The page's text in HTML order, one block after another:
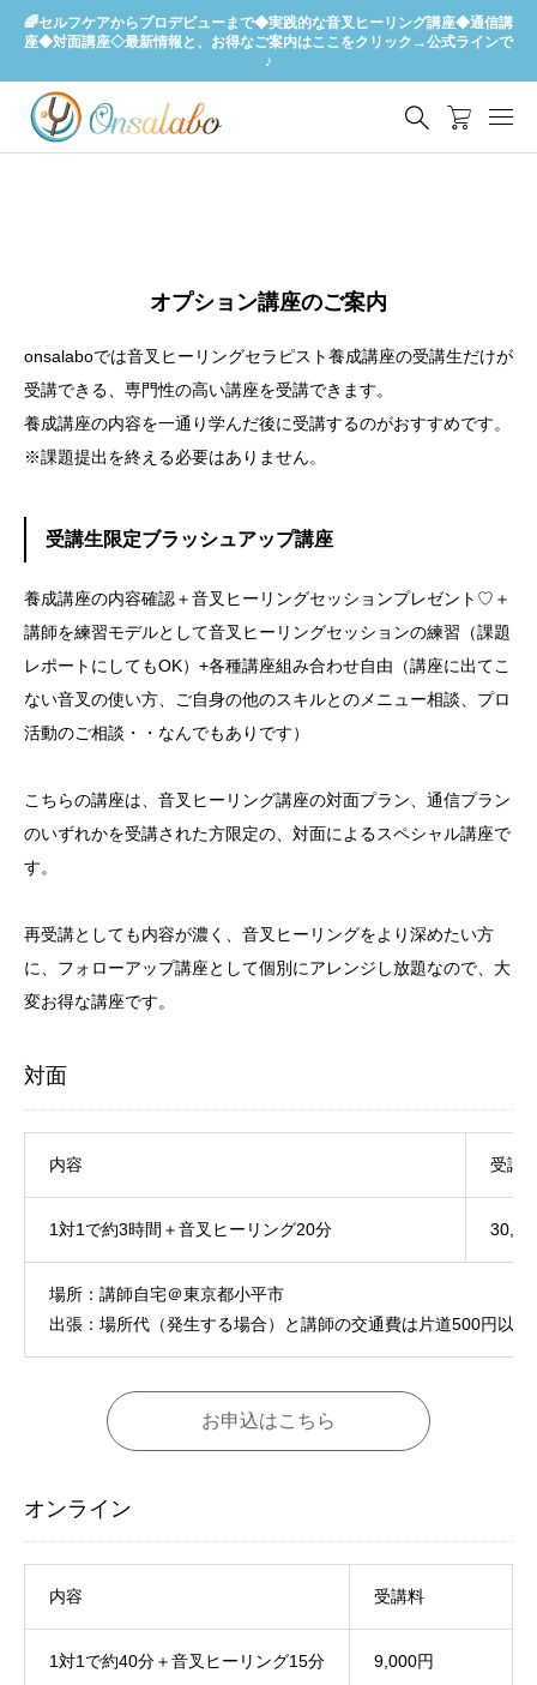
🌈セルフケアからプロデビューまで◆実践的な音叉ヒーリング講座◆通信講
座◆対面講座◇最新情報と、お得なご案内はここをクリック→公式ラインで
♪
オプション講座のご案内
onsalaboでは音叉ヒーリングセラピスト養成講座の受講生だけが
受講できる、専門性の高い講座を受講できます。
養成講座の内容を一通り学んだ後に受講するのがおすすめです。
※課題提出を終える必要はありません。
受講生限定ブラッシュアップ講座
養成講座の内容確認＋音叉ヒーリングセッションプレゼント♡＋
講師を練習モデルとして音叉ヒーリングセッションの練習（課題
レポートにしてもOK）+各種講座組み合わせ自由（講座に出てこ
ない音叉の使い方、ご自身の他のスキルとのメニュー相談、プロ
活動のご相談・・なんでもありです）
こちらの講座は、音叉ヒーリング講座の対面プラン、通信プラン
のいずれかを受講された方限定の、対面によるスペシャル講座で
す。
再受講としても内容が濃く、音叉ヒーリングをより深めたい方
に、フォローアップ講座として個別にアレンジし放題なので、大
変お得な講座です。
対面
内容 受講
1対1で約3時間＋音叉ヒーリング20分
場所：講師自宅＠東京都小平市
出張：場所代（発生する場合）と講師の交通費は片道500円以
お申込はこちら
オンライン
内容 受講料
1対1で約40分＋音叉ヒーリング15分 9,000円